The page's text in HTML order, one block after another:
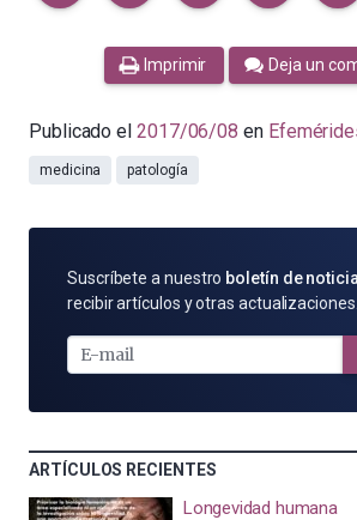
Imprimir Deja un
Publicado el 2017/06/08 en
medicina patología
SUSCRÍBETE
POR
MAIL
Suscríbete a nuestro boletín de
recibir artículos y otras actualizaciones.
ARTÍCULOS RECIENTES
Longevidad humana